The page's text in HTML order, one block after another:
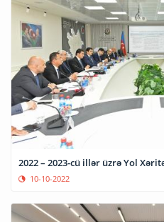
2022 – 2023-cü illər üzrə Yol
10-10-2022